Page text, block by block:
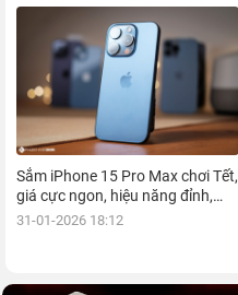
Sắm iPhone 15 Pro Max chơi Tết,
giá cực ngon, hiệu năng đỉnh,
kèm nhiều ưu đãi, mua ngay!
31-01-2026 18:12